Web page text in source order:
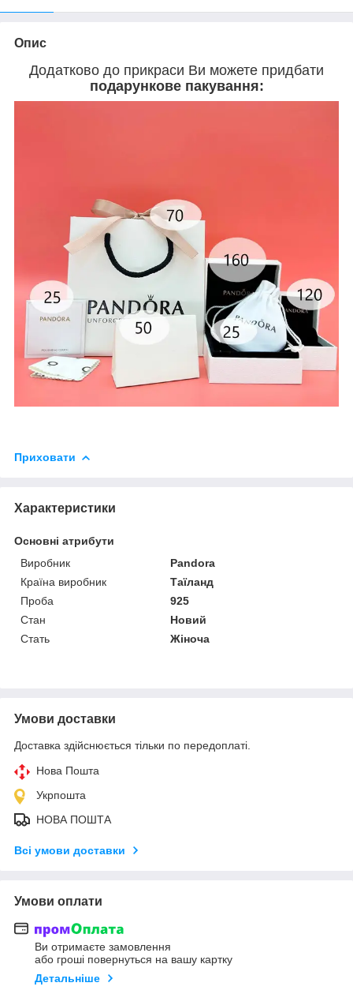
Опис
Додатково до прикраси Ви можете придбати
подарункове пакування:
Приховати
Характеристики
Основні атрибути
Виробник
Pandora
Країна виробник
Таїланд
Проба
925
Стан
Новий
Стать
Жіноча
Умови доставки
Доставка здійснюється тільки по передоплаті.
Нова Пошта
Укрпошта
НОВА ПОШТА
Всі умови доставки
Умови оплати
Ви отримаєте замовлення
або гроші повернуться на вашу картку
Детальніше